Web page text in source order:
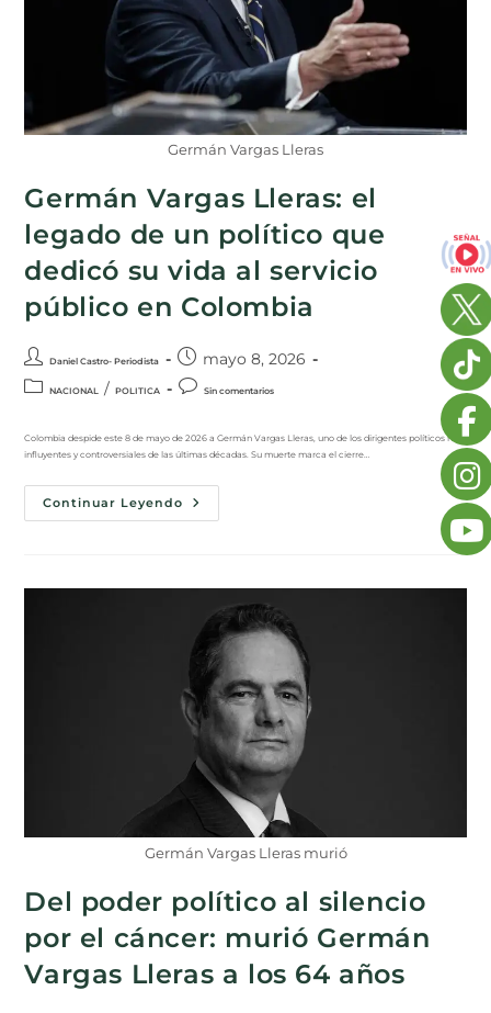
Germán Vargas Lleras
Germán Vargas Lleras: el
legado de un político que
dedicó su vida al servicio
público en Colombia
Daniel Castro- Periodista mayo 8, 2026
NACIONAL / POLITICA Sin comentarios
Colombia despide este 8 de mayo de 2026 a Germán Vargas Lleras, uno de los dirigentes políticos más
influyentes y controversiales de las últimas décadas. Su muerte marca el cierre…
Continuar Leyendo
Germán Vargas Lleras murió
Del poder político al silencio
por el cáncer: murió Germán
Vargas Lleras a los 64 años